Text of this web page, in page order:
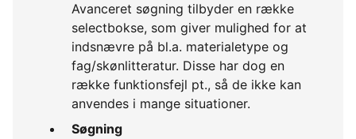
Avanceret søgning tilbyder en række
selectbokse, som giver mulighed for at
indsnævre på bl.a. materialetype og
fag/skønlitteratur. Disse har dog en
række funktionsfejl pt., så de ikke kan
anvendes i mange situationer.
Søgning